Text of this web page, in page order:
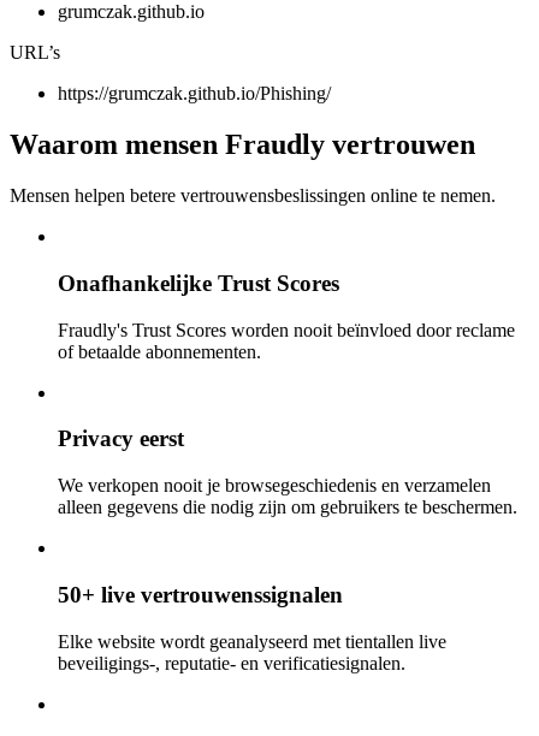
grumczak.github.io
URL’s
https://grumczak.github.io/Phishing/
Waarom mensen Fraudly vertrouwen
Mensen helpen betere vertrouwensbeslissingen online te nemen.
Onafhankelijke Trust Scores
Fraudly's Trust Scores worden nooit beïnvloed door reclame
of betaalde abonnementen.
Privacy eerst
We verkopen nooit je browsegeschiedenis en verzamelen
alleen gegevens die nodig zijn om gebruikers te beschermen.
50+ live vertrouwenssignalen
Elke website wordt geanalyseerd met tientallen live
beveiligings-, reputatie- en verificatiesignalen.